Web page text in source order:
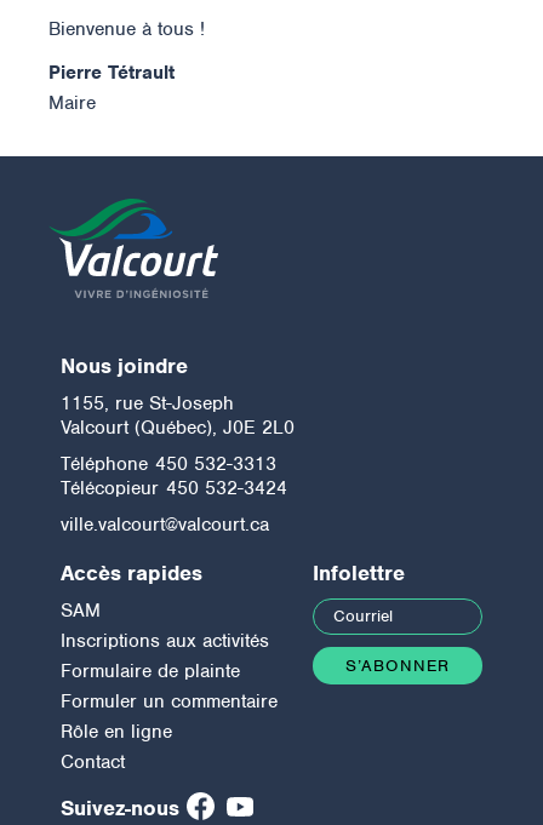
Bienvenue à tous !
Pierre Tétrault
Maire
Nous joindre
1155, rue St-Joseph
Valcourt (Québec), J0E 2L0
Téléphone 450 532-3313
Télécopieur 450 532-3424
ville.valcourt@valcourt.ca
Accès rapides
SAM
Inscriptions aux activités
Formulaire de plainte
Formuler un commentaire
Rôle en ligne
Contact
Suivez-nous
Infolettre